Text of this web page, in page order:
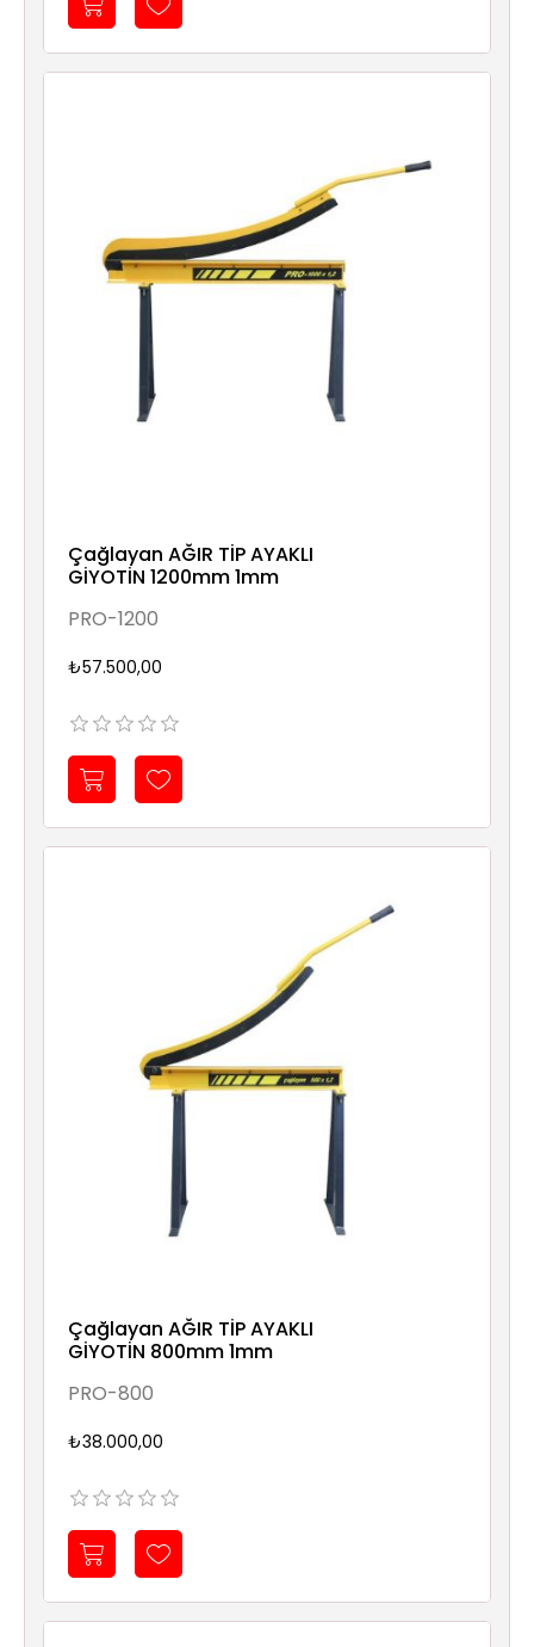
Çağlayan AĞIR TİP AYAKLI
GİYOTİN 1200mm 1mm
PRO-1200
₺57.500,00
Çağlayan AĞIR TİP AYAKLI
GİYOTİN 800mm 1mm
PRO-800
₺38.000,00